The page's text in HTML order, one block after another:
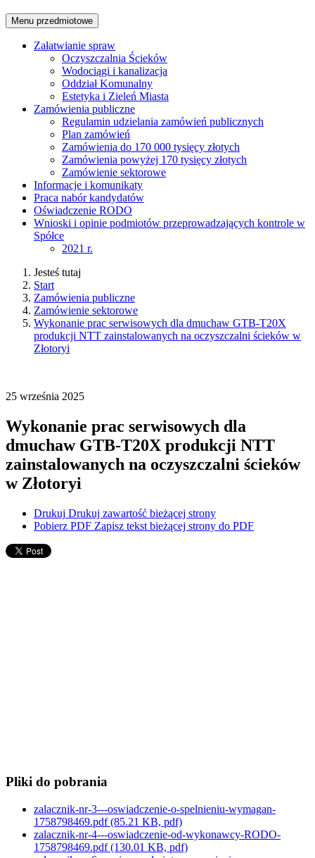
Menu przedmiotowe
Załatwianie spraw
Oczyszczalnia Ścieków
Wodociągi i kanalizacja
Oddział Komunalny
Estetyka i Zieleń Miasta
Zamówienia publiczne
Regulamin udzielania zamówień publicznych
Plan zamówień
Zamówienia do 170 000 tysięcy złotych
Zamówienia powyżej 170 tysięcy złotych
Zamówienie sektorowe
Informacje i komunikaty
Praca nabór kandydatów
Oświadczenie RODO
Wnioski i opinie podmiotów przeprowadzających kontrole w
Spółce
2021 r.
Jesteś tutaj
Start
Zamówienia publiczne
Zamówienie sektorowe
Wykonanie prac serwisowych dla dmuchaw GTB-T20X
produkcji NTT zainstalowanych na oczyszczalni ścieków w
Złotoryi
25 września 2025
Wykonanie prac serwisowych dla
dmuchaw GTB-T20X produkcji NTT
zainstalowanych na oczyszczalni ścieków
w Złotoryi
Drukuj Drukuj zawartość bieżącej strony
Pobierz PDF Zapisz tekst bieżącej strony do PDF
Pliki do pobrania
zalacznik-nr-3---oswiadczenie-o-spelnieniu-wymagan-
1758798469.pdf(85.21 KB, pdf)
zalacznik-nr-4---oswiadczenie-od-wykonawcy-RODO-
1758798469.pdf(130.01 KB, pdf)